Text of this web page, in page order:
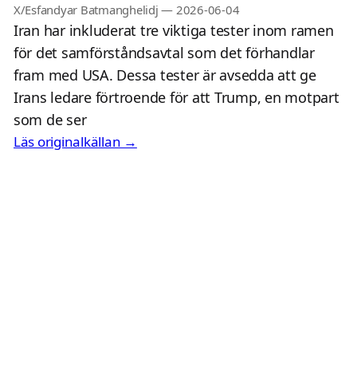
X/Esfandyar Batmanghelidj — 2026-06-04
Iran har inkluderat tre viktiga tester inom ramen
för det samförståndsavtal som det förhandlar
fram med USA. Dessa tester är avsedda att ge
Irans ledare förtroende för att Trump, en motpart
som de ser
Läs originalkällan →